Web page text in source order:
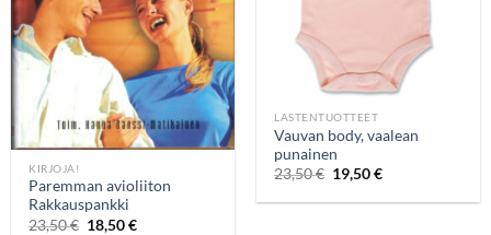
KIRJOJA!
Paremman avioliiton
Rakkauspankki
23,50€ 18,50€
LASTENTUOTTEET
Vauvan body, vaalean
punainen
23,50€ 19,50€